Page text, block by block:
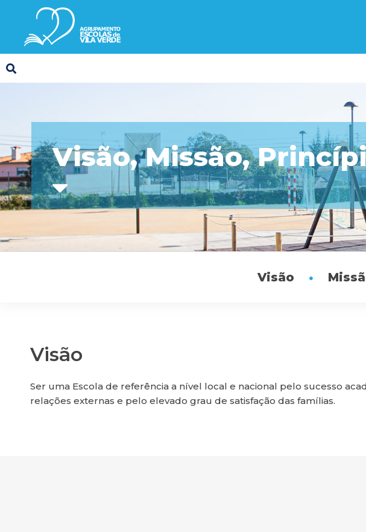
Visão, Missão,
Visão
Visão
Ser uma Escola de referência a nível local e nacional pelo sucesso
relações externas e pelo elevado grau de satisfação das famílias.